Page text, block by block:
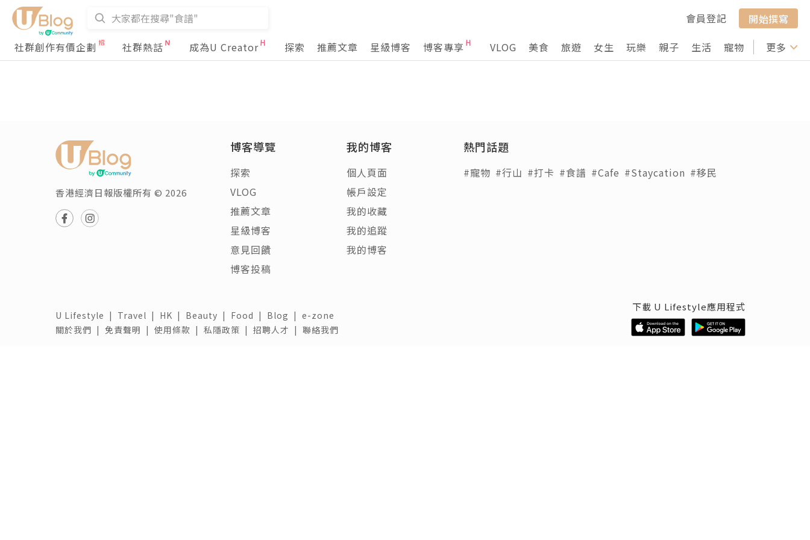
會員登記
開始撰寫
社群創作有價企劃
社群熱話 成為U Creator 探索 推薦文章 星級博客 博客專享 VLOG 美食 旅遊 女生 玩樂 親子 生活 寵物 行山 打卡
更多
香港經濟日報版權所有 © 2026
博客導覽
探索
VLOG
推薦文章
星級博客
意見回饋
博客投稿
我的博客
個人頁面
帳戶設定
我的收藏
我的追蹤
我的博客
熱門話題
#寵物 #行山 #打卡 #食譜 #Cafe #Staycation #移民
U Lifestyle | Travel | HK | Beauty | Food | Blog | e-zone
關於我們 | 免責聲明 | 使用條款 | 私隱政策 | 招聘人才 | 聯絡我們
下載 U Lifestyle應用程式